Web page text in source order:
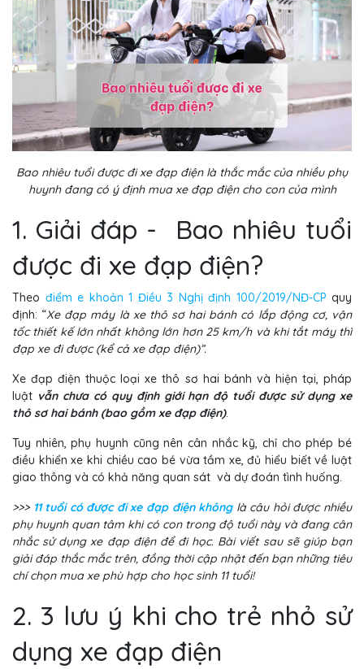
Bao nhiêu tuổi được đi xe đạp điện là thắc mắc của nhiều phụ
huynh đang có ý định mua xe đạp điện cho con của mình
1. Giải đáp - Bao nhiêu tuổi
được đi xe đạp điện?
Theo điểm e khoản 1 Điều 3 Nghị định 100/2019/NĐ-CP quy
định: “Xe đạp máy là xe thô sơ hai bánh có lắp động cơ, vận
tốc thiết kế lớn nhất không lớn hơn 25 km/h và khi tắt máy thì
đạp xe đi được (kể cả xe đạp điện)”.
Xe đạp điện thuộc loại xe thô sơ hai bánh và hiện tại, pháp
luật vẫn chưa có quy định giới hạn độ tuổi được sử dụng xe
thô sơ hai bánh (bao gồm xe đạp điện).
Tuy nhiên, phụ huynh cũng nên cân nhắc kỹ, chỉ cho phép bé
điều khiển xe khi chiều cao bé vừa tầm xe, đủ hiểu biết về luật
giao thông và có khả năng quan sát và dự đoán tình huống.
>>> 11 tuổi có được đi xe đạp điện khônglà câu hỏi được nhiều
phụ huynh quan tâm khi có con trong độ tuổi này và đang cân
nhắc sử dụng xe đạp điện để đi học. Bài viết sau sẽ giúp bạn
giải đáp thắc mắc trên, đồng thời cập nhật đến bạn những tiêu
chí chọn mua xe phù hợp cho học sinh 11 tuổi!
2. 3 lưu ý khi cho trẻ nhỏ sử
dụng xe đạp điện